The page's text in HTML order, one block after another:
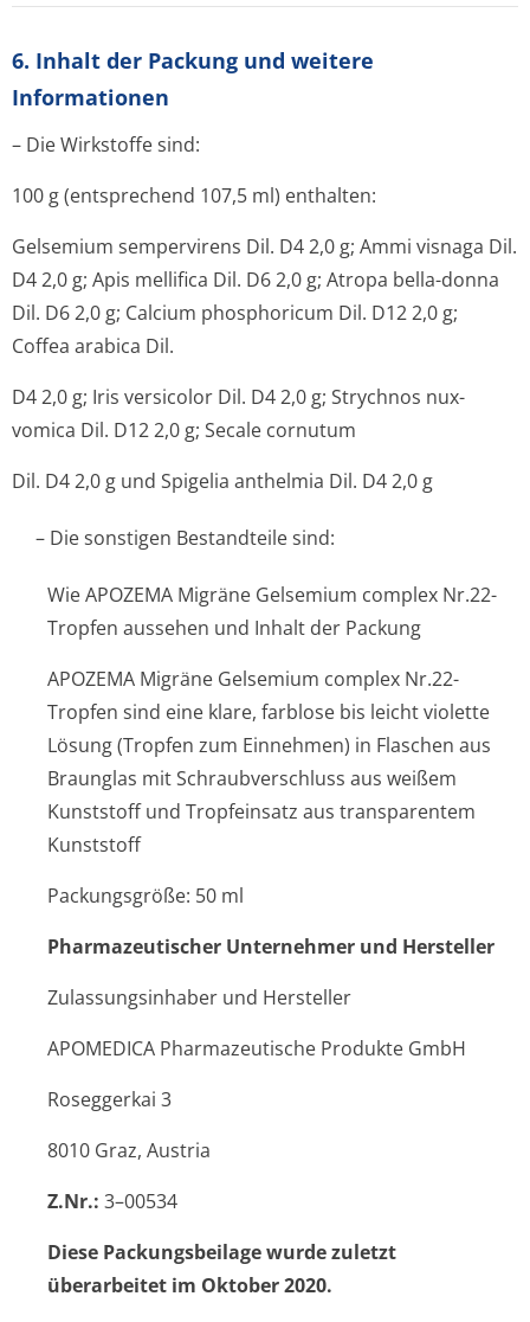
6. Inhalt der Packung und weitere
Informationen
– Die Wirkstoffe sind:
100 g (entsprechend 107,5 ml) enthalten:
Gelsemium sempervirens Dil. D4 2,0 g; Ammi visnaga Dil.
D4 2,0 g; Apis mellifica Dil. D6 2,0 g; Atropa bella-donna
Dil. D6 2,0 g; Calcium phosphoricum Dil. D12 2,0 g;
Coffea arabica Dil.
D4 2,0 g; Iris versicolor Dil. D4 2,0 g; Strychnos nux-
vomica Dil. D12 2,0 g; Secale cornutum
Dil. D4 2,0 g und Spigelia anthelmia Dil. D4 2,0 g
– Die sonstigen Bestandteile sind:
Wie APOZEMA Migräne Gelsemium complex Nr.22-
Tropfen aussehen und Inhalt der Packung
APOZEMA Migräne Gelsemium complex Nr.22-
Tropfen sind eine klare, farblose bis leicht violette
Lösung (Tropfen zum Einnehmen) in Flaschen aus
Braunglas mit Schraubverschluss aus weißem
Kunststoff und Tropfeinsatz aus transparentem
Kunststoff
Packungsgröße: 50 ml
Pharmazeutischer Unternehmer und Hersteller
Zulassungsinhaber und Hersteller
APOMEDICA Pharmazeutische Produkte GmbH
Roseggerkai 3
8010 Graz, Austria
Z.Nr.: 3–00534
Diese Packungsbeilage wurde zuletzt
überarbeitet im Oktober 2020.